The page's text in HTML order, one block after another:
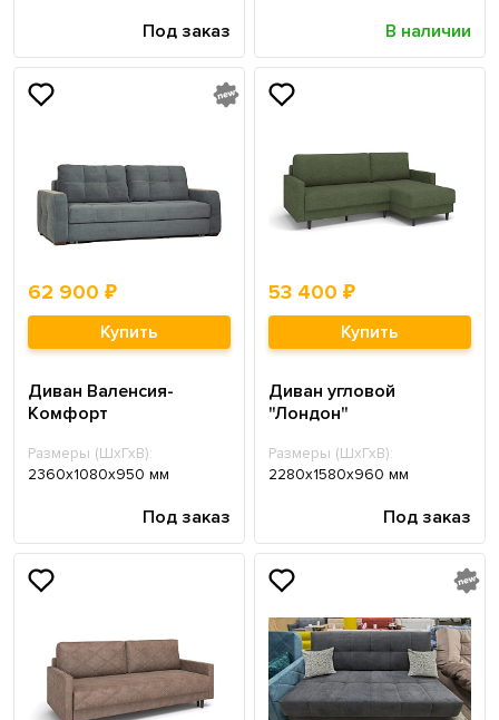
Под заказ В наличии
62 900 ₽
Купить
Диван Валенсия-
Комфорт
Размеры (ШхГхВ):
2360х1080х950 мм
Под заказ
53 400 ₽
Купить
Диван угловой
"Лондон"
Размеры (ШхГхВ):
2280х1580х960 мм
Под заказ